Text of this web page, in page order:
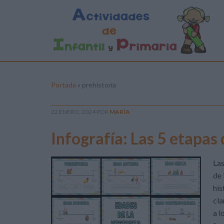
Portada » prehistoria
22 ENERO, 2024 POR MARÍA
Infografía: Las 5 etapas
de
a